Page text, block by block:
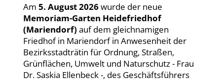
Am 5. August 2026wurde der neue
Memoriam-Garten Heidefriedhof
(Mariendorf) auf dem gleichnamigen
Friedhof in Mariendorf in Anwesenheit der
Bezirksstadträtin für Ordnung, Straßen,
Grünflächen, Umwelt und Naturschutz - Frau
Dr. Saskia Ellenbeck -, des Geschäftsführers